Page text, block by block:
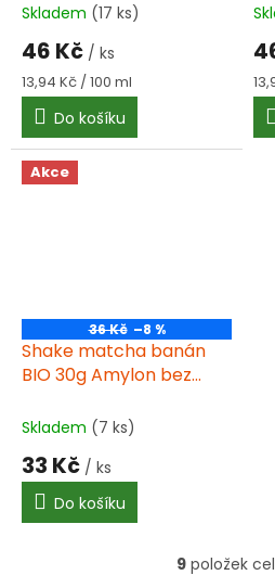
Skladem (17 ks)
46 Kč / ks
Měrná
cena:
13,94 Kč / 100 ml
Do košíku
Akce
36 Kč –8 %
Shake matcha banán
BIO 30g Amylon bez
Skladem (7 ks)
33 Kč / ks
Do košíku
O
9 položek